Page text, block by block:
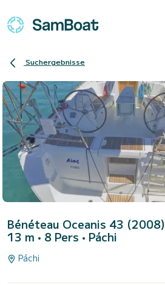
Suchergebnisse
Bénéteau Oceanis 43 (2008)
13 m • 8 Pers • Páchi
Páchi